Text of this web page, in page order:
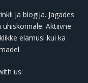
ja blogija. Jagades
Aktiivne
elamusi kui ka
us: